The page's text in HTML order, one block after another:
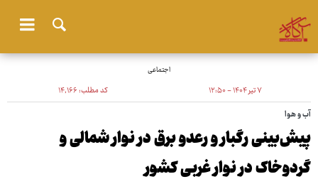
اجتماعی
۷ تیر ۱۴۰۴ - ۱۲:۵۰ کد مطلب:۱۴٬۱۶۶
آب و هوا
پیش‌بینی رگبار و رعدو برق در نوار شمالی و
گردوخاک در نوار غربی کشور